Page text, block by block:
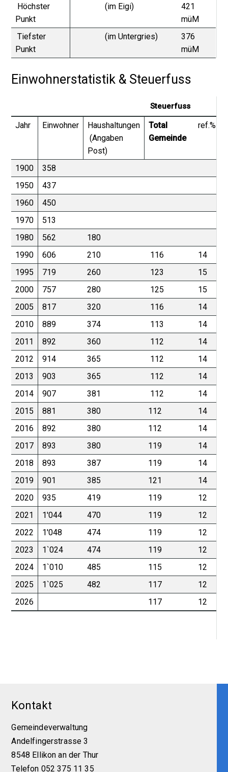
Höchster
Punkt
(im Eigi)
421
müM
Tiefster
Punkt
(im Untergries)
376
müM
Einwohnerstatistik & Steuerfuss
Steuerfuss
Jahr Einwohner
Haushaltungen
(Angaben
Post)
Total
Gemeinde
ref.%
1900
358
1950
437
1960
450
1970
513
1980
562
180
1990
606 210 116 14
1995
719 260 123 15
2000
757 280 125 15
2005
817 320 116 14
2010
889 374 113 14
2011
892 360 112 14
2012
914 365 112 14
2013
903 365 112 14
2014
907 381 112 14
2015
881 380 112 14
2016
892 380 112 14
2017
893 380 119 14
2018
893 387 119 14
2019
901 385 121 14
2020
935 419 119 12
2021
1'044 470 119 12
2022
1'048 474 119 12
2023
1`024 474 119 12
2024
1`010 485 115 12
2025
1`025 482 117 12
2026
117 12
Kontakt
Gemeindeverwaltung
Andelfingerstrasse 3
8548 Ellikon an der Thur
Telefon 052 375 11 35